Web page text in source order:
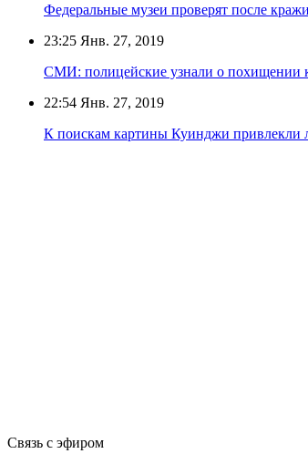
Федеральные музеи проверят после
23:25 Янв. 27, 2019
СМИ: полицейские узнали о похищении
22:54 Янв. 27, 2019
К поискам картины Куинджи привлекли
Связь с эфиром